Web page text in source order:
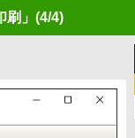
」 (4/4)